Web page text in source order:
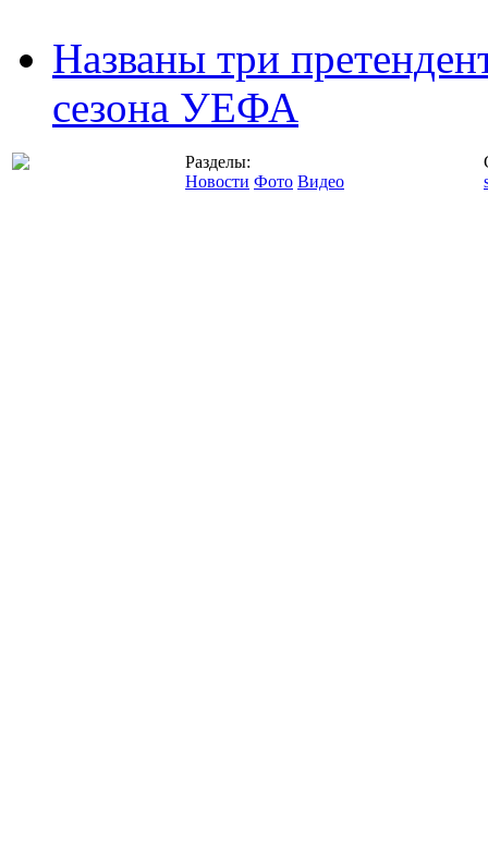
Названы три
сезона УЕФА
Разделы:
Новости Фото Видео